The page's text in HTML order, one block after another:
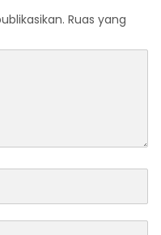
Politik Indonesia)
Nasional
Ruas yang